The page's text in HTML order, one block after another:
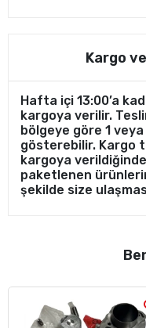
Kargo
Hafta içi 13:00’a
kargoya verilir.
bölgeye göre 1
gösterebilir. Kargo
kargoya
paketlenen
şekilde size